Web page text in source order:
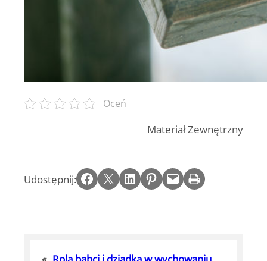
Oceń
Materiał Zewnętrzny
Udostępnij: Share on Facebook Email this Page Share on LinkedIn Share on Pinterest Email this Page Print this Page